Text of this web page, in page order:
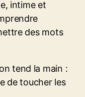
intime et
des mots
tend la main :
de toucher les